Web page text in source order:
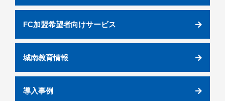
FC加盟希望者向けサービス
城南教育情報
導入事例